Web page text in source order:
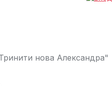
нова Александра"